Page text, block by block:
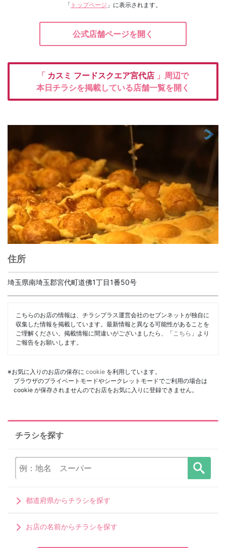
「 トップページ 」に表示されます。
公式店舗ページを開く
「 カスミ フードスクエア宮代店 」周辺で
本日チラシを掲載している店舗一覧を開く
住所
埼玉県南埼玉郡宮代町道佛1丁目1番50号
こちらのお店の情報は、チラシプラス運営会社のセブンネットが独自に
収集した情報を掲載しています。最新情報と異なる可能性があることを
ご理解ください。掲載情報に間違いがございましたら、「 こちら 」より
ご報告をお願いします。
※お気に入りのお店の保存に cookie を利用しています。
ブラウザのプライベートモードやシークレットモードでご利用の場合は
cookie が保存されませんのでお店をお気に入りに登録できません。
チラシを探す
都道府県からチラシを探す
お店の名前からチラシを探す